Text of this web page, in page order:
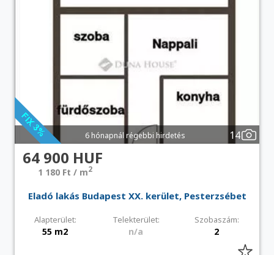
6 hónapnál régebbi hirdetés 14
64 900 HUF
1 180 Ft / m2
Eladó lakás Budapest XX. kerület, Pesterzsébet
Alapterület: Telekterület: Szobaszám:
55 m2 n/a 2